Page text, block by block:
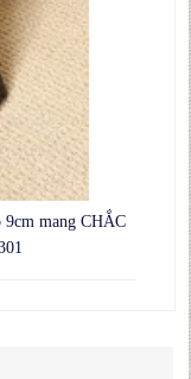
mang CHẮC